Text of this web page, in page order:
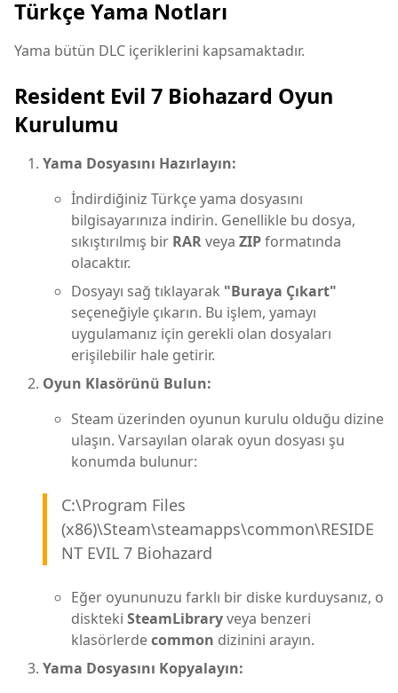
Türkçe Yama Notları
Yama bütün DLC içeriklerini kapsamaktadır.
Resident Evil 7 Biohazard Oyun
Kurulumu
Yama Dosyasını Hazırlayın:
İndirdiğiniz Türkçe yama dosyasını
bilgisayarınıza indirin. Genellikle bu dosya,
sıkıştırılmış bir RARveya ZIPformatında
olacaktır.
Dosyayı sağ tıklayarak "Buraya Çıkart"
seçeneğiyle çıkarın. Bu işlem, yamayı
uygulamanız için gerekli olan dosyaları
erişilebilir hale getirir.
Oyun Klasörünü Bulun:
Steam üzerinden oyunun kurulu olduğu dizine
ulaşın. Varsayılan olarak oyun dosyası şu
konumda bulunur:
C:\Program Files
(x86)\Steam\steamapps\common\RESIDE
NT EVIL 7 Biohazard
Eğer oyununuzu farklı bir diske kurduysanız, o
diskteki SteamLibraryveya benzeri
klasörlerdecommon dizinini arayın.
Yama Dosyasını Kopyalayın: